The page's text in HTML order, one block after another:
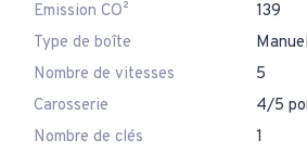
Emission CO²
139
Type de boîte
Nombre de vitesses
5
Carosserie
4/5
Nombre de clés
1